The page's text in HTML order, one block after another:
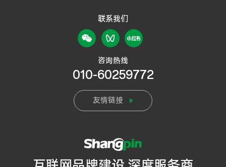
联系我们
咨询热线
010-60259772
友情链接